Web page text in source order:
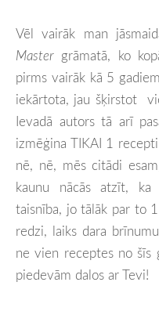
Vēl vairāk man
Master grāmatā, ko
pirms vairāk kā 5
iekārtota, jau šķirstot
Ievadā autors tā arī
izmēģina TIKAI 1
nē, nē, mēs citādi
kaunu nācās atzīt,
taisnība, jo tālāk par to
redzi, laiks dara
ne vien receptes no šīs
piedevām dalos ar Tevi!